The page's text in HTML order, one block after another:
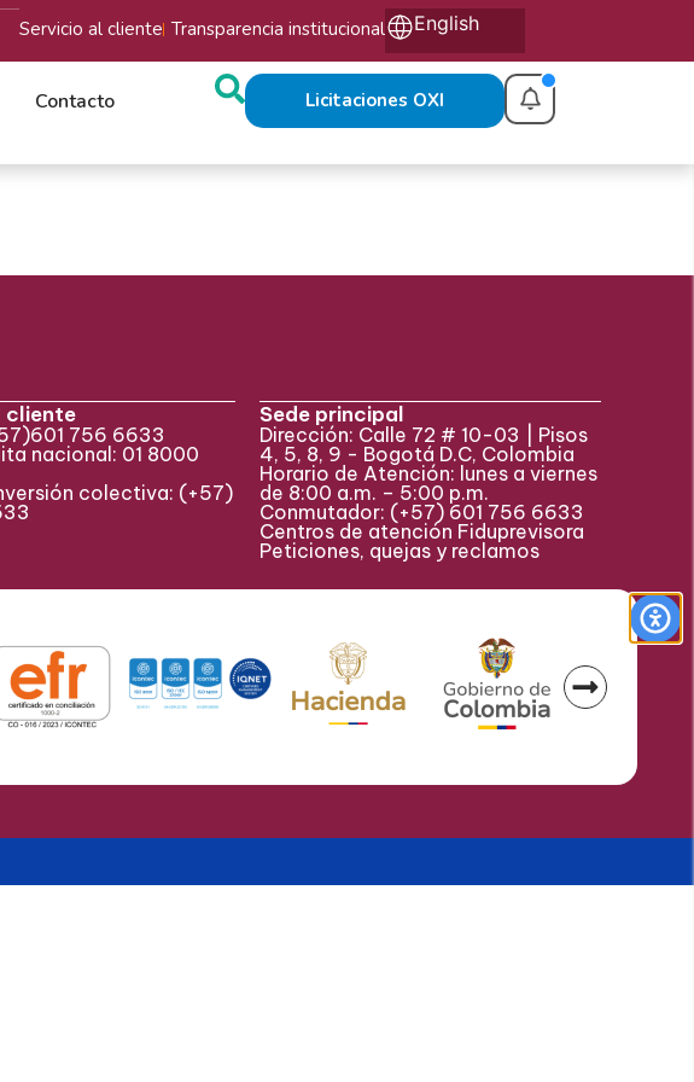
Servicio al cliente Transparencia institucional English
Contacto Licitaciones OXI
cliente
601 756 6633
nacional: 01 8000
colectiva: (+57)
Sede principal
Dirección: Calle 72 # 10-03 | Pisos
4, 5, 8, 9 - Bogotá D.C, Colombia
Horario de Atención: lunes a viernes
de 8:00 a.m. – 5:00 p.m.
Conmutador: (+57) 601 756 6633
Centros de atención Fiduprevisora
Peticiones, quejas y reclamos